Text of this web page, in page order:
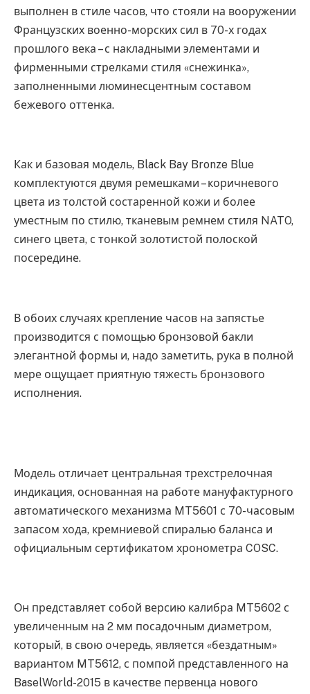
выполнен в стиле часов, что стояли на вооружении
Французских военно-морских сил в 70-х годах
прошлого века – с накладными элементами и
фирменными стрелками стиля «снежинка»,
заполненными люминесцентным составом
бежевого оттенка.
Как и базовая модель, Black Bay Bronze Blue
комплектуются двумя ремешками – коричневого
цвета из толстой состаренной кожи и более
уместным по стилю, тканевым ремнем стиля NATO,
синего цвета, с тонкой золотистой полоской
посередине.
В обоих случаях крепление часов на запястье
производится с помощью бронзовой бакли
элегантной формы и, надо заметить, рука в полной
мере ощущает приятную тяжесть бронзового
исполнения.
Модель отличает центральная трехстрелочная
индикация, основанная на работе мануфактурного
автоматического механизма MT5601 с 70-часовым
запасом хода, кремниевой спиралью баланса и
официальным сертификатом хронометра COSC.
Он представляет собой версию калибра MT5602 с
увеличенным на 2 мм посадочным диаметром,
который, в свою очередь, является «бездатным»
вариантом MT5612, с помпой представленного на
BaselWorld-2015 в качестве первенца нового